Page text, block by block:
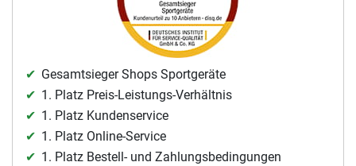
Gesamtsieger Shops Sportgeräte
1. Platz Preis-Leistungs-Verhältnis
1. Platz Kundenservice
1. Platz Online-Service
1. Platz Bestell- und Zahlungsbedingungen